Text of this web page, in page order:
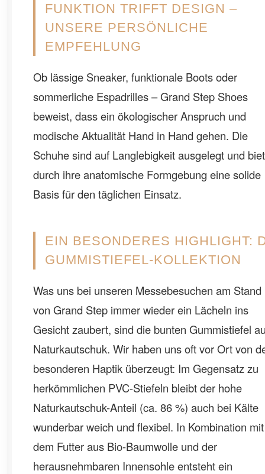
FUNKTION TRIFFT DESIGN –
UNSERE PERSÖNLICHE
EMPFEHLUNG
Ob lässige Sneaker, funktionale Boots oder
sommerliche Espadrilles – Grand Step Shoes
beweist, dass ein ökologischer Anspruch und
modische Aktualität Hand in Hand gehen. Die
Schuhe sind auf Langlebigkeit ausgelegt und
durch ihre anatomische Formgebung eine solide
Basis für den täglichen Einsatz.
EIN BESONDERES HIGHLIGHT:
GUMMISTIEFEL-KOLLEKTION
Was uns bei unseren Messebesuchen am Stand
von Grand Step immer wieder ein Lächeln ins
Gesicht zaubert, sind die bunten Gummistiefel
Naturkautschuk. Wir haben uns oft vor Ort von
besonderen Haptik überzeugt: Im Gegensatz zu
herkömmlichen PVC-Stiefeln bleibt der hohe
Naturkautschuk-Anteil (ca. 86 %) auch bei Kälte
wunderbar weich und flexibel. In Kombination mit
dem Futter aus Bio-Baumwolle und der
herausnehmbaren Innensohle entsteht ein